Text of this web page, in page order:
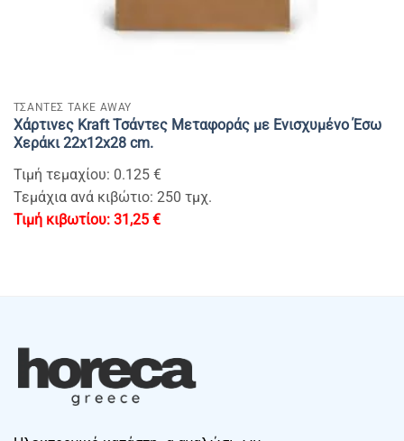
ΤΣΑΝΤΕΣ TAKE AWAY
Xάρτινες Kraft Τσάντες Μεταφοράς με Ενισχυμένο Έσω
Χεράκι 22x12x28 cm.
Τιμή τεμαχίου: 0.125 €
Τεμάχια ανά κιβώτιο: 250 τμχ.
31,25 €